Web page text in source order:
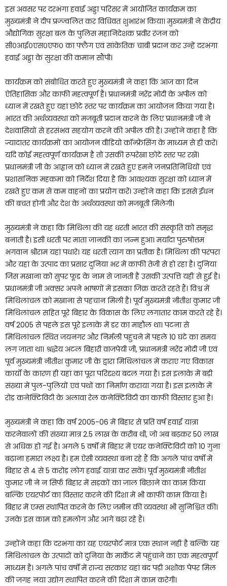
इस अवसर पर दरभंगा हवाई अड्डा परिसर में आयोजित कार्यक्रम का
मुख्यमंत्री ने दीप प्रज्ज्वलित कर विधिवत शुभारंभ किया। मुख्यमंत्री ने केंद्रीय
औद्योगिक सुरक्षा बल के पुलिस महानिदेशक प्रवीर रंजन को
सी०आई०एस०एफ० का फ्लैग एवं सांकेतिक चाबी प्रदान कर उन्हें दरभंगा
हवाई अड्डा के सुरक्षा की कमान सौंपी।
कार्यक्रम को संबोधित करते हुए मुख्यमंत्री ने कहा कि आज का दिन
ऐतिहासिक और काफी महत्वपूर्ण है। प्रधानमंत्री नरेंद्र मोदी के अपील को
ध्यान में रखते हुए यहां छोटे स्तर पर कार्यक्रम का आयोजन किया गया है।
भारत की अर्थव्यवस्था को मजबूती प्रदान करने के लिए प्रधानमंत्री जी ने
देशवासियों से हरसंभव सहयोग करने की अपील की है। उन्होंने कहा है कि
ज्यादातर कार्यक्रमों का आयोजन वीडियो कॉन्फ्रेंसिंग के माध्यम से ही करें।
यदि कोई महत्वपूर्ण कार्यक्रम है तो उसकी रूपरेखा छोटे स्तर पर रखें।
प्रधानमंत्री जी के आह्वान को ध्यान में रखते हुए हमने जनप्रतिनिधियों एवं
प्रशासनिक महकमा को निर्देश दिया है कि आवश्यक सुरक्षा को ध्यान में
रखते हुए कम से कम वाहनों का प्रयोग करें। उन्होंने कहा कि इससे ईंधन
की बचत होगी और देश के अर्थव्यवस्था को मजबूती मिलेगी।
मुख्यमंत्री ने कहा कि मिथिला की यह धरती भारत की संस्कृति को समृद्ध
बनाती है। इसी धरती पर माता जानकी का जन्म हुआ। मर्यादा पुरुषोत्तम
भगवान श्रीराम यहां पधारे। यह धरती त्याग का प्रतीक है। मिथिला की परंपरा
और यहां के उत्पाद का प्रसार दुनिया भर में काफी तेजी से हो रहा है। दुनिया
जिस मखाना को सुपर फूड के नाम से जानती है उसकी उत्पत्ति यहीं से हुई है।
प्रधानमंत्री जी अक्सर अपने भाषणों में इसका जिक्र करते रहते हैं। विश्व में
मिथिलांचल को मखाना से पहचान मिली है। पूर्व मुख्यमंत्री नीतीश कुमार जी
मिथिलांचल सहित पूरे बिहार के विकास के लिए लगातार काम करते रहे हैं।
वर्ष 2005 से पहले इस पूरे इलाके में डर का माहौल था। पटना से
मिथिलांचल स्थित जयनगर और निर्मली पहुंचने में पहले 10 घंटे का समय
लग जाता था। श्रद्धेय अटल बिहारी वाजपेयी जी, प्रधानमंत्री नरेंद्र मोदी जी एवं
पूर्व मुख्यमंत्री नीतीश कुमार जी के द्वारा मिथिलांचल में कराए गए विकास
कार्यों के कारण ही यहां का पूरा परिदृश्य बदल गया है। इस इलाके में बड़ी
संख्या में पुल-पुलियों एवं पथों का निर्माण कराया गया है। इस इलाके में
रोड कनेक्टिविटी के अलावा रेल कनेक्टिविटी का काफी विस्तार हुआ है।
मुख्यमंत्री ने कहा कि वर्ष 2005-06 में बिहार से प्रति वर्ष हवाई यात्रा
करनेवालों की संख्या मात्र 2.5 लाख के करीब थी, जो अब बढ़कर 50 लाख
से अधिक हो गई है। अगले 5 वर्षों में बिहार में एयर कनेक्टिविटी को 10 गुना
बढ़ाना हमारा लक्ष्य है। हम ऐसी व्यवस्था बना रहे हैं कि अगले पांच वर्षों में
बिहार से 4 से 5 करोड़ लोग हवाई यात्रा कर सकें। पूर्व मुख्यमंत्री नीतीश
कुमार जी ने न सिर्फ बिहार में सड़कों का जाल बिछाने का काम किया
बल्कि एयरपोर्ट का विस्तार करने की दिशा में भी काफी काम किया है।
बिहार में एम्स स्थापित करने के लिए जमीन की व्यवस्था भी सुनिश्चित की।
उनके इस काम को हमलोग और आगे बढ़ा रहे हैं।
उन्होंने कहा कि दरभंगा का यह एयरपोर्ट मात्र एक स्थान नहीं है बल्कि यह
मिथिलांचल के उत्पादों को दुनिया के मार्केट में पहुंचाने का एक महत्वपूर्ण
माध्यम है। अगले पांच वर्षों में राज्य सरकार यहां बंद पड़ी अशोक पेपर मिल
की जगह नया उद्योग स्थापित करने की दिशा में काम करेगी।